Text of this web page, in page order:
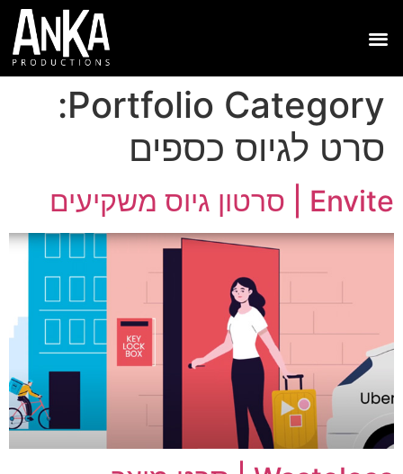
Portfolio Category:
סרט לגיוס כספים
Envite | סרטון גיוס משקיעים